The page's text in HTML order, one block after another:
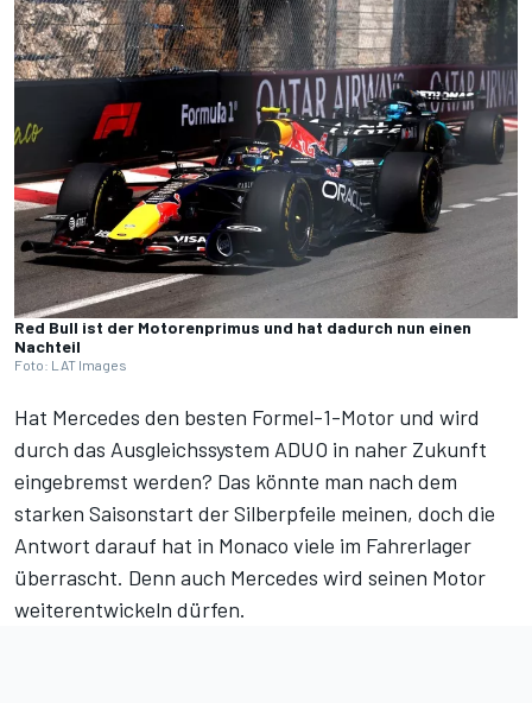
Red Bull ist der Motorenprimus und hat dadurch nun einen
Nachteil
Foto: LAT Images
Hat Mercedes den besten Formel-1-Motor und wird
durch das Ausgleichssystem ADUO in naher Zukunft
eingebremst werden? Das könnte man nach dem
starken Saisonstart der Silberpfeile meinen, doch die
Antwort darauf hat in Monaco viele im Fahrerlager
überrascht. Denn auch Mercedes wird seinen Motor
weiterentwickeln dürfen.